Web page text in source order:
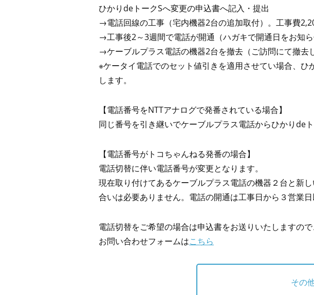
ひかりdeトークSへ変更の申込書へ記入・提出
→電話回線の工事（宅内機器2台の追加取付）。工事費
→工事後2～3週間で電話が開通（ハガキで開通日をお知
→ケーブルプラス電話の機器2台を撤去（ご訪問にて撤
※ケータイ電話でのセット値引きを適用させてい場合、
します。
【電話番号をNTTアナログで発番されている場合】
同じ番号を引き継いでケーブルプラス電話からひかりde
【電話番号がトコちゃんねる発番の場合】
電話切替に伴い電話番号が変更となります。
現在取り付けてあるケーブルプラス電話の機器２台と新
合いは必要ありません。電話の開通は工事日から３営業
電話切替をご希望の場合は申込書をお送りいたしますの
お問い合わせフォームはこちら
その